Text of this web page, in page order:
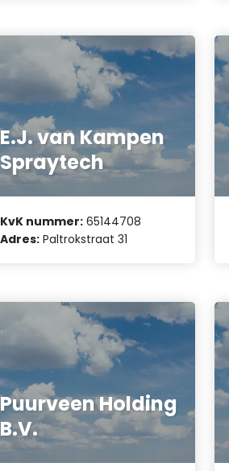
E.J. van Kampen
Spraytech
KvK nummer: 65144708
Adres: Paltrokstraat 31
Puurveen Holding
B.V.